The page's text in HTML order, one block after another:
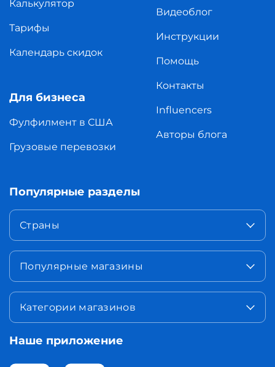
Калькулятор
Тарифы
Календарь скидок
Для бизнеса
Фулфилмент в США
Грузовые перевозки
Видеоблог
Инструкции
Помощь
Контакты
Influencers
Авторы блога
Популярные разделы
Страны
Популярные магазины
Категории магазинов
Наше приложение